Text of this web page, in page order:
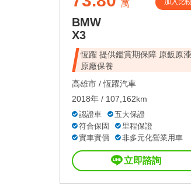
萬 加入比較
BMW
X3
恆躍 提供鑑賞期保障 原鈑原漆
原廠保養
高雄市 /恆躍汽車
2018年 / 107,162km
認證車
五大保證
符合保固
里程保證
實車實價
非多元化營業用車
立即諮詢